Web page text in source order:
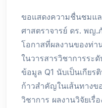
ขอแสดงความชื่นชมแ
ศาสตราจารย์ ดร. พญ
โอกาสที่ผลงานของท่า
ในวารสารวิชาการระ
ข้อมูล Q1 นับเป็นเกียร
ก้าวสำคัญในเส้นทางข
วิชาการ ผลงานวิจัยเรื่